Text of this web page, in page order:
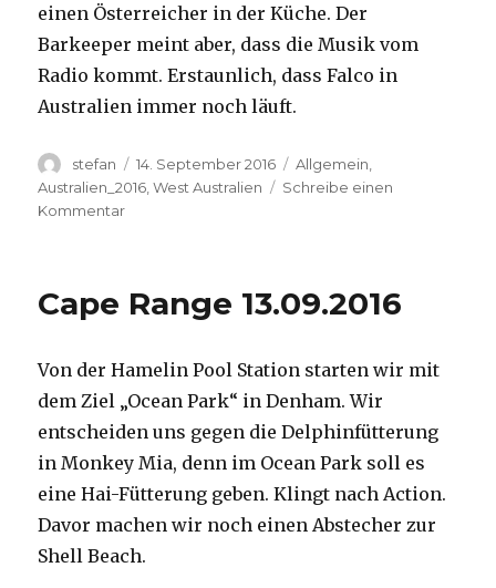
einen Österreicher in der Küche. Der
Barkeeper meint aber, dass die Musik vom
Radio kommt. Erstaunlich, dass Falco in
Australien immer noch läuft.
Autor
stefan
Veröffentlicht
am
14. September 2016 Kategorien
Allgemein
Australien_2016 ,West Australien
Schreibe einen
Kommentarzu
Cape Range 13.09.2016
Von der Hamelin Pool Station starten wir mit
dem Ziel „Ocean Park“ in Denham. Wir
entscheiden uns gegen die Delphinfütterung
in Monkey Mia, denn im Ocean Park soll es
eine Hai-Fütterung geben. Klingt nach Action.
Davor machen wir noch einen Abstecher zur
Shell Beach.